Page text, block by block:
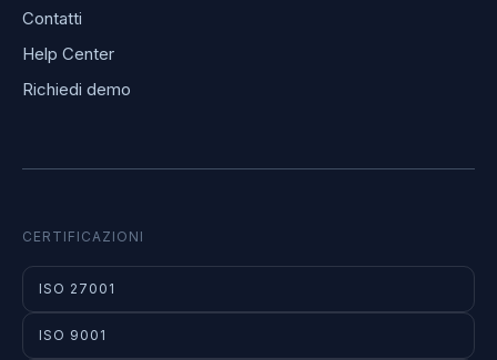
Contatti
Help Center
Richiedi demo
CERTIFICAZIONI
ISO 27001
ISO 9001